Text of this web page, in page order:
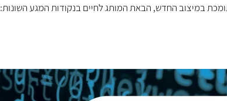
במיצוב החדש, הבאת המותג לחיים בנקודות המגע השונות: